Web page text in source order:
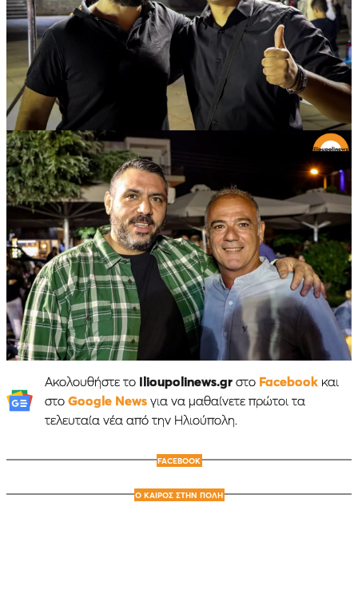
Ακολουθήστε το Ilioupolinews.grστο Facebookκαι
στο Google Newsγια να μαθαίνετε πρώτοι τα
τελευταία νέα από την Ηλιούπολη.
FACEBOOK
Ο ΚΑΙΡΟΣ ΣΤΗΝ ΠΟΛΗ